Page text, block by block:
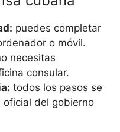
puedes completar
o móvil.
necesitas
consular.
todos los pasos se
oficial del gobierno